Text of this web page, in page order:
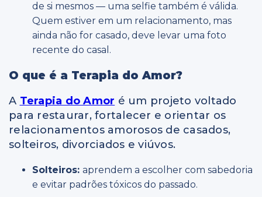
de si mesmos — uma selfie também é válida.
Quem estiver em um relacionamento, mas
ainda não for casado, deve levar uma foto
recente do casal.
O que é a Terapia do Amor?
A Terapia do Amor é um projeto voltado
para restaurar, fortalecer e orientar os
relacionamentos amorosos de casados,
solteiros, divorciados e viúvos.
Solteiros: aprendem a escolher com sabedoria
e evitar padrões tóxicos do passado.